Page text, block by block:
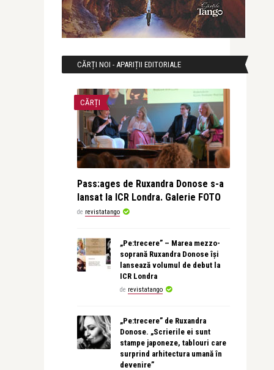
CĂRȚI NOI - APARIȚII EDITORIALE
CĂRȚI
Pass:ages de Ruxandra Donose s-a
lansat la ICR Londra. Galerie FOTO
de revistatango
„Pe:trecere” – Marea mezzo-
soprană Ruxandra Donose își
lansează volumul de debut la
ICR Londra
de revistatango
„Pe:trecere” de Ruxandra
Donose. „Scrierile ei sunt
stampe japoneze, tablouri care
surprind arhitectura umană în
devenire”